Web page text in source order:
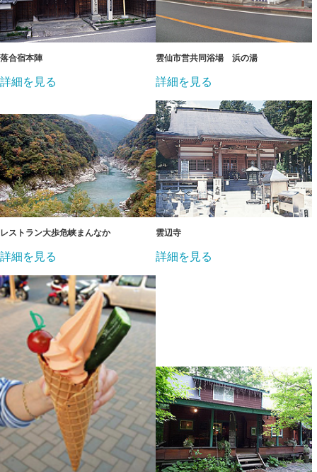
落合宿本陣
詳細を見る
雲仙市営共同浴場 浜の湯
詳細を見る
レストラン大歩危峡まんなか
詳細を見る
雲辺寺
詳細を見る